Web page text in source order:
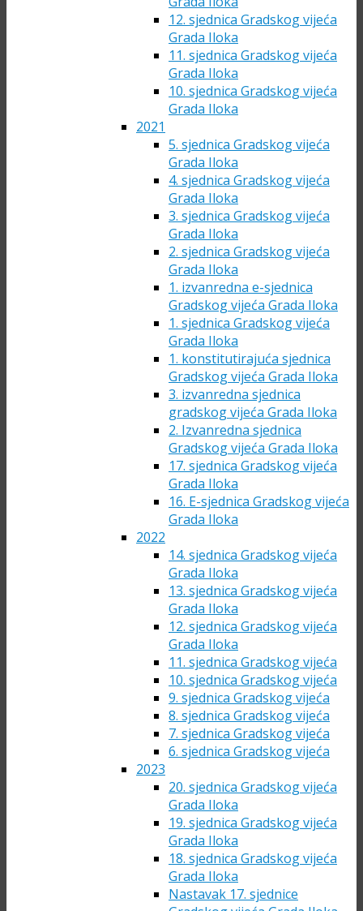
12. sjednica Gradskog vijeća
Grada Iloka
11. sjednica Gradskog vijeća
Grada Iloka
10. sjednica Gradskog vijeća
Grada Iloka
2021
5. sjednica Gradskog vijeća
Grada Iloka
4. sjednica Gradskog vijeća
Grada Iloka
3. sjednica Gradskog vijeća
Grada Iloka
2. sjednica Gradskog vijeća
Grada Iloka
1. izvanredna e-sjednica
Gradskog vijeća Grada Iloka
1. sjednica Gradskog vijeća
Grada Iloka
1. konstitutirajuća sjednica
Gradskog vijeća Grada Iloka
3. izvanredna sjednica
gradskog vijeća Grada Iloka
2. Izvanredna sjednica
Gradskog vijeća Grada Iloka
17. sjednica Gradskog vijeća
Grada Iloka
16. E-sjednica Gradskog vijeća
Grada Iloka
2022
14. sjednica Gradskog vijeća
Grada Iloka
13. sjednica Gradskog vijeća
Grada Iloka
12. sjednica Gradskog vijeća
Grada Iloka
11. sjednica Gradskog vijeća
10. sjednica Gradskog vijeća
9. sjednica Gradskog vijeća
8. sjednica Gradskog vijeća
7. sjednica Gradskog vijeća
6. sjednica Gradskog vijeća
2023
20. sjednica Gradskog vijeća
Grada Iloka
19. sjednica Gradskog vijeća
Grada Iloka
18. sjednica Gradskog vijeća
Grada Iloka
Nastavak 17. sjednice